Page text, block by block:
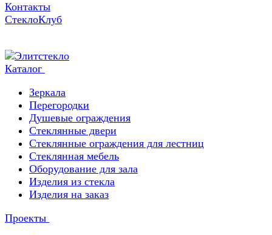
Контакты
СтеклоКлуб
Каталог
Зеркала
Перегородки
Душевые ограждения
Стеклянные двери
Стеклянные ограждения для лестниц
Стеклянная мебель
Оборудование для зала
Изделия из стекла
Изделия на заказ
Проекты